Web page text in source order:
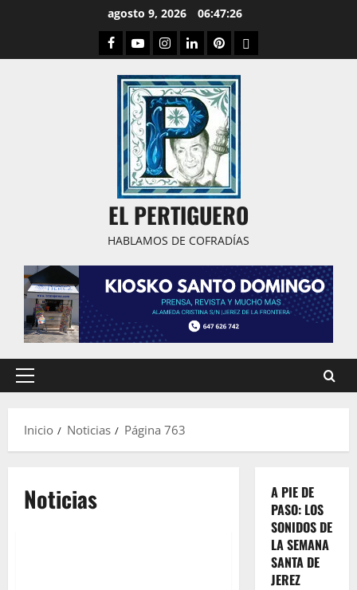
agosto 9, 2026 06:47:26
Facebook
YoutubeInstagram
LinkedPinterestDribbble
EL PERTIGUERO
HABLAMOS DE COFRADÍAS
Menú
Inicio
Noticias Página 763
Noticias
A PIE DE
PASO: LOS
SONIDOS DE
LA SEMANA
SANTA DE
JEREZ